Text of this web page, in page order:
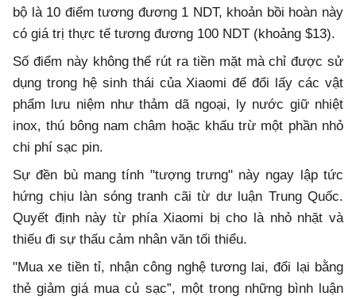
bộ là 10 điểm tương đương 1 NDT, khoản bồi hoàn này
có giá trị thực tế tương đương 100 NDT (khoảng $13).
Số điểm này không thể rút ra tiền mặt mà chỉ được sử
dụng trong hệ sinh thái của Xiaomi để đổi lấy các vật
phẩm lưu niệm như thảm dã ngoại, ly nước giữ nhiệt
inox, thú bông nam châm hoặc khấu trừ một phần nhỏ
chi phí sạc pin.
Sự đền bù mang tính "tượng trưng" này ngay lập tức
hứng chịu làn sóng tranh cãi từ dư luận Trung Quốc.
Quyết định này từ phía Xiaomi bị cho là nhỏ nhặt và
thiếu đi sự thấu cảm nhân văn tối thiểu.
"Mua xe tiền tỉ, nhận công nghệ tương lai, đổi lại bằng
thẻ giảm giá mua củ sạc”, một trong những bình luận